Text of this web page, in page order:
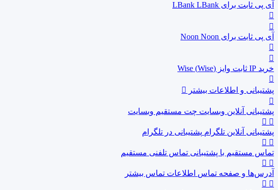
آی پی ثابت برای LBank LBank
آی پی ثابت برای Noon Noon
خرید IP ثابت وایز (Wise) Wise
پشتیبانی و اطلاعات بیشتر
پشتیبانی آنلاین وبسایت چت مستقیم وبسایت
پشتیبانی آنلاین تلگرام پشتیبانی در تلگرام
تماس مستقیم با پشتیبانی تماس تلفنی مستقیم
آدرس‌ها و صفحه تماس اطلاعات تماس بیشتر